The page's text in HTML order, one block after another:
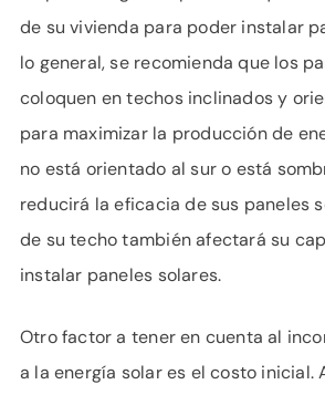
de su vivienda para poder instalar
lo general, se recomienda que los
coloquen en techos inclinados y
para maximizar la producción de
no está orientado al sur o está
reducirá la eficacia de sus paneles
de su techo también afectará su
instalar paneles solares.
Otro factor a tener en cuenta al
a la energía solar es el costo inicial.